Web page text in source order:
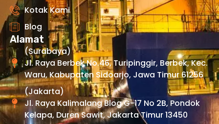
Kotak Kami
Blog
Alamat
(Surabaya)
Jl. Raya Berbek No.46, Turipinggir, Berbek, Kec.
Waru, Kabupaten Sidoarjo, Jawa Timur 61256
(Jakarta)
Jl. Raya Kalimalang Blog G-17 No 2B, Pondok
Kelapa, Duren Sawit, Jakarta Timur 13450